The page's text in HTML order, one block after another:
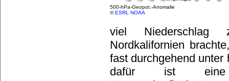
500-hPa-Geopot.-Anomalie
©ESRL NOAA
viel Niederschlag
Nordkalifornien
fast durchgehend unter
dafür ist